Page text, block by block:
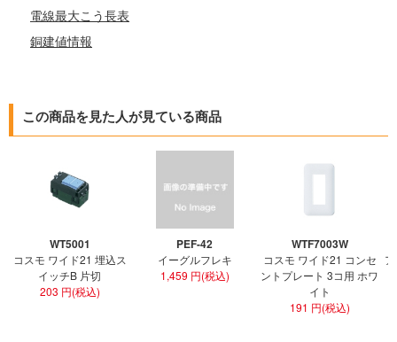
電線最大こう長表
銅建値情報
この商品を見た人が見ている商品
WT5001
コスモ ワイド21 埋込ス
イッチB 片切
203 円(税込)
PEF-42
イーグルフレキ
1,459 円(税込)
WTF7003W
コスモ ワイド21 コンセ
ントプレート 3コ用 ホワ
イト
191 円(税込)